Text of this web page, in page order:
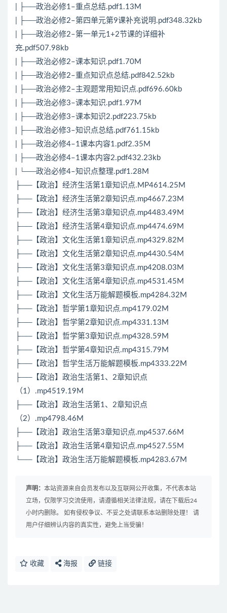
| ├──政治必修1–重点总结.pdf1.13M
| ├──政治必修2–第四单元第9课补充说明.pdf348.32kb
| ├──政治必修2–第一单元1+2节课的详细补
充.pdf507.98kb
| ├──政治必修2–课本知识.pdf1.70M
| ├──政治必修2–重点知识点总结.pdf842.52kb
| ├──政治必修2–主观题常用知识点.pdf696.60kb
| ├──政治必修3–课本知识.pdf1.97M
| ├──政治必修3–课本知识2.pdf223.75kb
| ├──政治必修3–知识点总结.pdf761.15kb
| ├──政治必修4–1课本内容1.pdf2.35M
| ├──政治必修4–1课本内容2.pdf432.23kb
| └──政治必修4–知识点整理.pdf1.28M
├──【政治】经济生活第1章知识点.MP4614.25M
├──【政治】经济生活第2章知识点.mp4667.23M
├──【政治】经济生活第3章知识点.mp4483.49M
├──【政治】经济生活第4章知识点.mp4474.69M
├──【政治】文化生活第1章知识点.mp4329.82M
├──【政治】文化生活第2章知识点.mp4430.54M
├──【政治】文化生活第3章知识点.mp4208.03M
├──【政治】文化生活第4章知识点.mp4531.45M
├──【政治】文化生活万能解题模板.mp4284.32M
├──【政治】哲学第1章知识点.mp4179.02M
├──【政治】哲学第2章知识点.mp4331.13M
├──【政治】哲学第3章知识点.mp4328.59M
├──【政治】哲学第4章知识点.mp4315.79M
├──【政治】哲学生活万能解题模板.mp4333.22M
├──【政治】政治生活第1、2章知识点
（1）.mp4519.19M
├──【政治】政治生活第1、2章知识点
（2）.mp4798.46M
├──【政治】政治生活第3章知识点.mp4537.66M
├──【政治】政治生活第4章知识点.mp4527.55M
└──【政治】政治生活万能解题模板.mp4283.67M
声明： 本站资源来自会员发布以及互联网公开收集，不代表本站
立场，仅限学习交流使用，请遵循相关法律法规，请在下载后24
小时内删除。 如有侵权争议、不妥之处请联系本站删除处理！ 请
用户仔细辨认内容的真实性，避免上当受骗！
收藏 海报 链接